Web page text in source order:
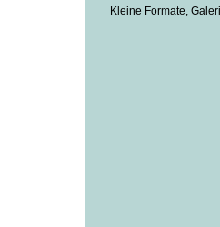
Kleine Formate,